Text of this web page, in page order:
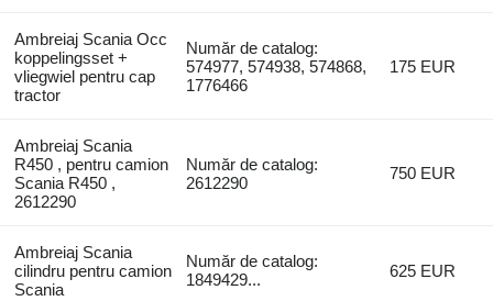
Ambreiaj Scania Occ
koppelingsset +
vliegwiel pentru cap
tractor
Număr de catalog:
574977, 574938, 574868,
1776466
175 EUR
Ambreiaj Scania
R450 , pentru camion
Scania R450 ,
2612290
Număr de catalog:
2612290
750 EUR
Ambreiaj Scania
cilindru pentru camion
Scania
Număr de catalog:
1849429...
625 EUR